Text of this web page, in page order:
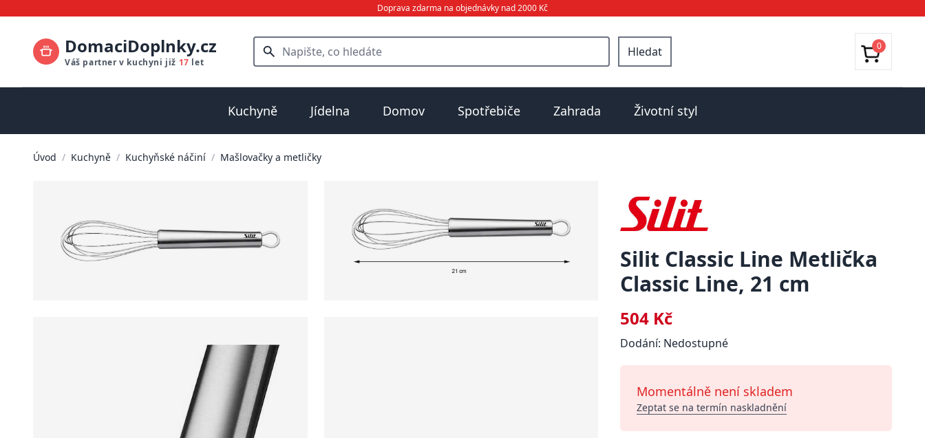
Doprava zdarma na objednávky nad 2000 Kč
DomaciDoplnky.cz
Váš partner v kuchyni již 17 let
Hledat 0
Kuchyně Jídelna Domov Spotřebiče Zahrada Životní styl
Úvod / Kuchyně / Kuchyňské náčiní / Mašlovačky a metličky
Silit Classic Line Metlička
Classic Line, 21 cm
504 Kč
Dodání: Nedostupné
Momentálně není skladem
Zeptat se na termín naskladnění